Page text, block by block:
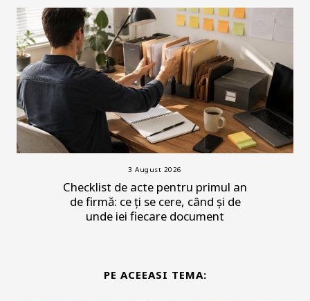
3 August 2026
Checklist de acte pentru primul an
de firmă: ce ți se cere, când și de
unde iei fiecare document
PE ACEEASI TEMA: